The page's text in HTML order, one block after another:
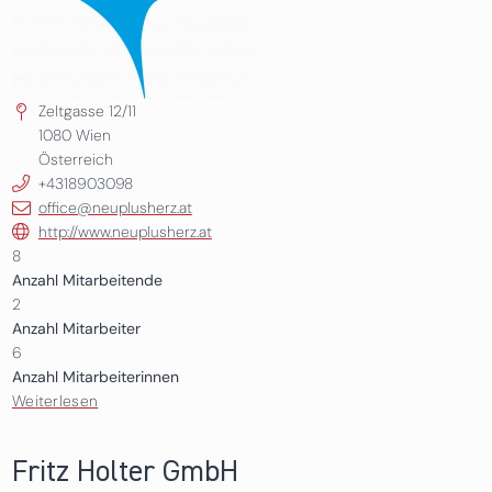
Zeltgasse 12/11
1080 Wien
Österreich
+4318903098
office@neuplusherz.at
http://www.neuplusherz.at
8
Anzahl Mitarbeitende
2
Anzahl Mitarbeiter
6
Anzahl Mitarbeiterinnen
Weiterlesen
Fritz Holter GmbH